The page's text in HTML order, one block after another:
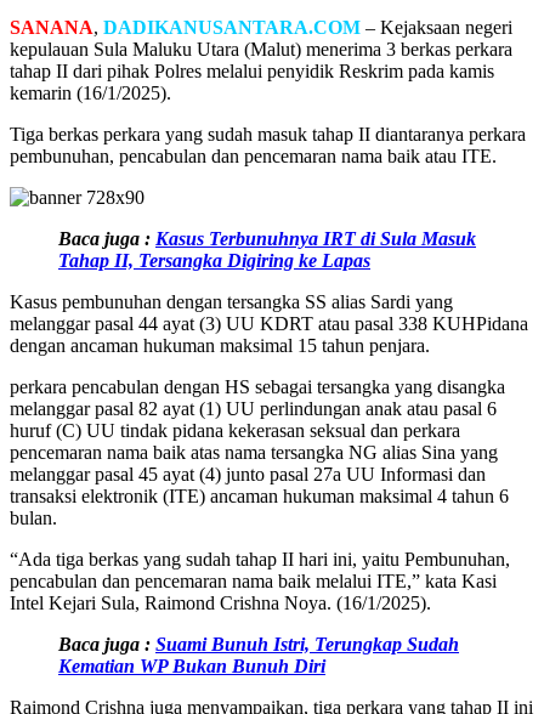
SANANA, DADIKANUSANTARA.COM – Kejaksaan negeri
kepulauan Sula Maluku Utara (Malut) menerima 3 berkas perkara
tahap II dari pihak Polres melalui penyidik Reskrim pada kamis
kemarin (16/1/2025).
Tiga berkas perkara yang sudah masuk tahap II diantaranya perkara
pembunuhan, pencabulan dan pencemaran nama baik atau ITE.
Baca juga : Kasus Terbunuhnya IRT di Sula Masuk
Tahap II, Tersangka Digiring ke Lapas
Kasus pembunuhan dengan tersangka SS alias Sardi yang
melanggar pasal 44 ayat (3) UU KDRT atau pasal 338 KUHPidana
dengan ancaman hukuman maksimal 15 tahun penjara.
perkara pencabulan dengan HS sebagai tersangka yang disangka
melanggar pasal 82 ayat (1) UU perlindungan anak atau pasal 6
huruf (C) UU tindak pidana kekerasan seksual dan perkara
pencemaran nama baik atas nama tersangka NG alias Sina yang
melanggar pasal 45 ayat (4) junto pasal 27a UU Informasi dan
transaksi elektronik (ITE) ancaman hukuman maksimal 4 tahun 6
bulan.
“Ada tiga berkas yang sudah tahap II hari ini, yaitu Pembunuhan,
pencabulan dan pencemaran nama baik melalui ITE,” kata Kasi
Intel Kejari Sula, Raimond Crishna Noya. (16/1/2025).
Baca juga : Suami Bunuh Istri, Terungkap Sudah
Kematian WP Bukan Bunuh Diri
Raimond Crishna juga menyampaikan, tiga perkara yang tahap II ini